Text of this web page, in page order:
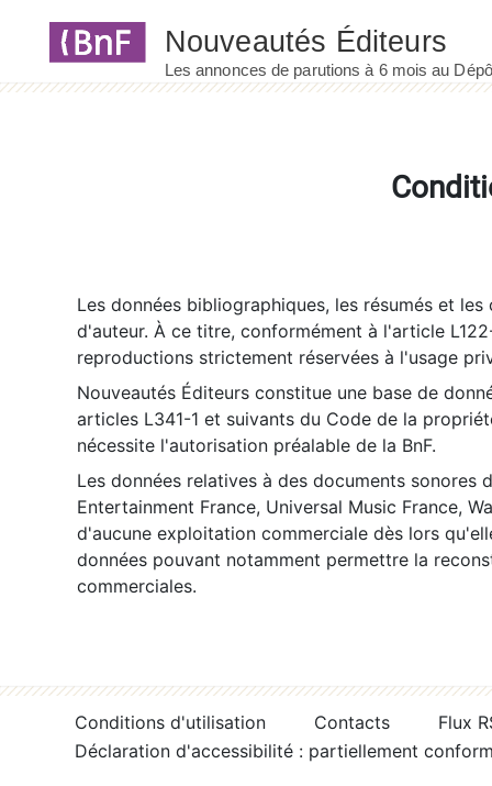
Les données bibliographiques, les résumés et
d'auteur. À ce titre, conformément à l'article
reproductions strictement réservées à l'usage
Nouveautés Éditeurs constitue une base de
articles L341-1 et suivants du Code de la
nécessite l'autorisation préalable de la BnF.
Les données relatives à des documents sonores
Entertainment France, Universal Music France,
d'aucune exploitation commerciale dès lors
données pouvant notamment permettre la
commerciales.
Conditions d'utilisation Contacts
Flux
Déclaration d'accessibilité : partiellement